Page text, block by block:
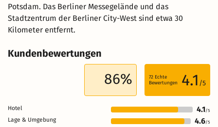
Potsdam. Das Berliner Messegelände und das
Stadtzentrum der Berliner City-West sind etwa 30
Kilometer entfernt.
Kundenbewertungen
86% 72 Echte
Bewertungen
4.1 /5
Hotel 4.1/5
Lage & Umgebung 4.6/5